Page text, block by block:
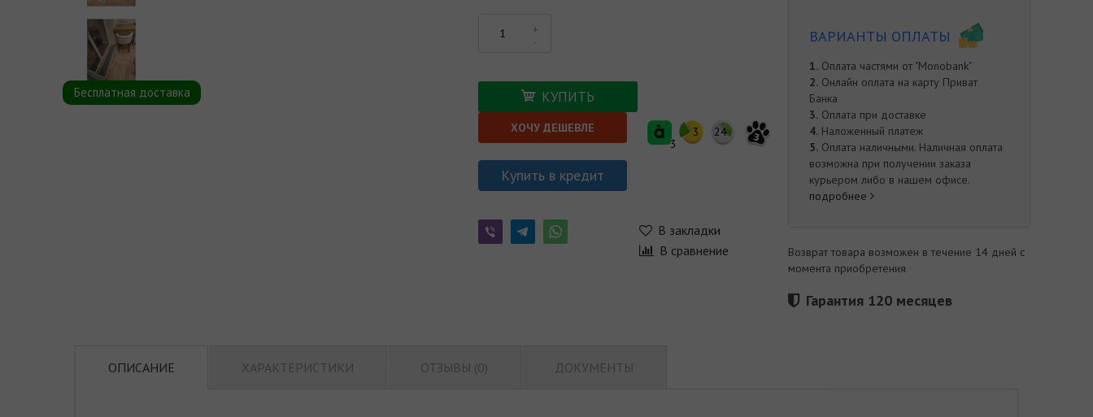
Бесплатная доставка КУПИТЬ
ХОЧУ ДЕШЕВЛЕ
3
3 24 3
Купить в кредит
В закладки
В сравнение
ВАРИАНТЫ ОПЛАТЫ
1. Оплата частями от "Monobank"
2. Онлайн оплата на карту Приват
Банка
3. Оплата при доставке
4. Наложенный платеж
5. Оплата наличными. Наличная оплата
возможна при получении заказа
курьером либо в нашем офисе.
подробнее
Возврат товара возможен в течение 14 дней с
момента приобретения
Гарантия 120 месяцев
ОПИСАНИЕ ХАРАКТЕРИСТИКИ ОТЗЫВЫ (0) ДОКУМЕНТЫ